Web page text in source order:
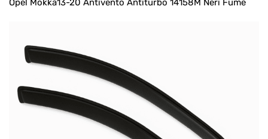
Opel Mokka13-20 Antivento Antiturbo 14158M Neri Fume